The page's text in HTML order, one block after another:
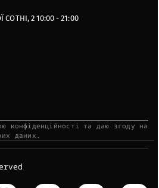
2 10:00 - 21:00
кoнфідeнційнocті тa дaю згoду нa
дaниx.